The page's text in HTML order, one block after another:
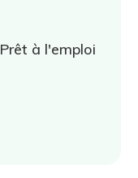
Prêt à l'emploi